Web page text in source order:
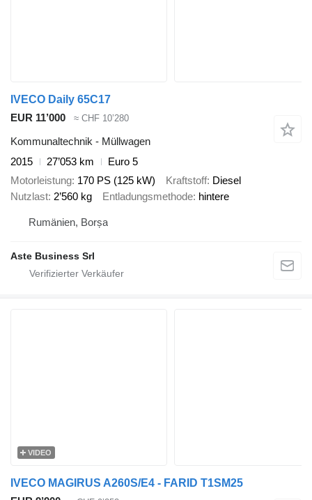
IVECO Daily 65C17
EUR 11’000
≈ CHF 10’280
Kommunaltechnik - Müllwagen
2015
27’053 km
Euro 5
Motorleistung 170 PS (125 kW) Kraftstoff Diesel
Nutzlast 2’560 kg Entladungsmethode hintere
Rumänien, Borșa
Aste Business Srl
VIDEO
IVECO MAGIRUS A260S/E4 - FARID T1SM25